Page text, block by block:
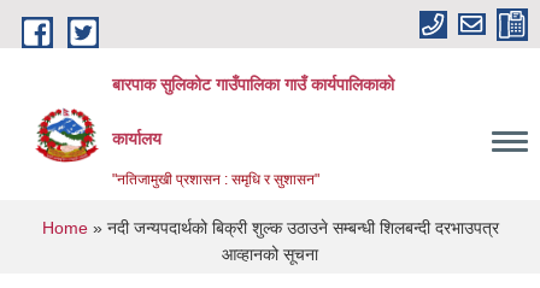
Skip to main content
बारपाक सुलिकोट गाउँपालिका गाउँ कार्यपालिकाको
कार्यालय
"नतिजामुखी प्रशासन : समृधि र सुशासन"
You are here
Home» नदी जन्यपदार्थको बिक्री शुल्क उठाउने सम्बन्धी शिलबन्दी दरभाउपत्र
आव्हानको सूचना